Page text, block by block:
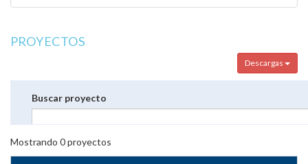
PROYECTOS
Descargas
Buscar proyecto
Mostrando 0proyectos